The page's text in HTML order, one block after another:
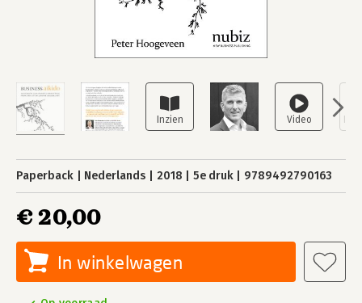
Paperback Nederlands 2018 5e druk 9789492790163
€ 20,00
In winkelwagen